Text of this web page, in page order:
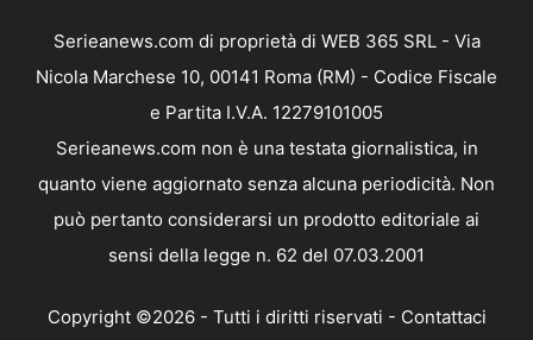
Serieanews.com di proprietà di WEB 365 SRL - Via
Nicola Marchese 10, 00141 Roma (RM) - Codice Fiscale
e Partita I.V.A. 12279101005
Serieanews.com non è una testata giornalistica, in
quanto viene aggiornato senza alcuna periodicità. Non
può pertanto considerarsi un prodotto editoriale ai
sensi della legge n. 62 del 07.03.2001
Copyright ©2026 - Tutti i diritti riservati - Contattaci